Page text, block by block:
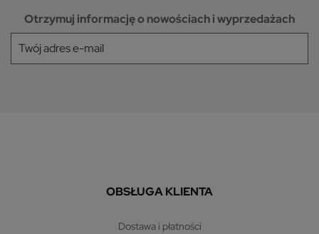
Otrzymuj informację o nowościach i wyprzedażach
OBSŁUGA KLIENTA
dostawa i płatności